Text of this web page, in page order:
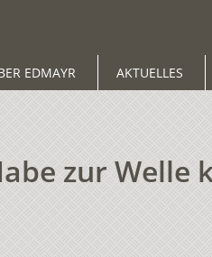
EDMAYR AKTUELLES
zur Welle